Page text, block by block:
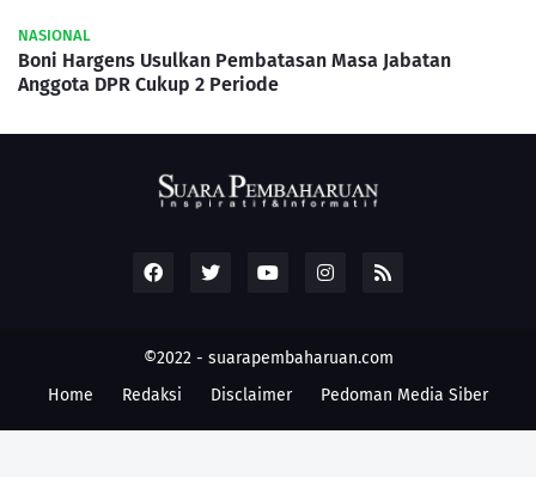
NASIONAL
Boni Hargens Usulkan Pembatasan Masa Jabatan
Anggota DPR Cukup 2 Periode
©2022 - suarapembaharuan.com
Home
Redaksi Disclaimer Pedoman Media Siber